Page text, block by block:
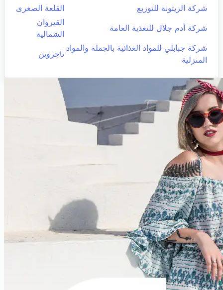
شركة الزيتونة للتوزيع
القلعة الصغرى
شركة أدم جلال للتغذية العامة
القيروان
الشمالية
شركة جبابلي للمواد الغذائية بالجملة والمواد
المنزلية
تاجروين